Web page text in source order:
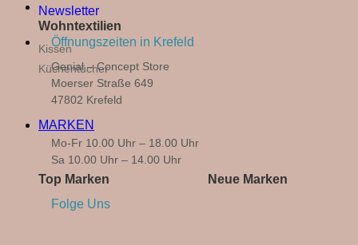
Wohntextilien
Kissen
Küchentücher
MARKEN
Top Marken Neue Marken
Newsletter
Öffnungszeiten in Krefeld
Genial – Concept Store
Moerser Straße 649
47802 Krefeld
Mo-Fr 10.00 Uhr – 18.00 Uhr
Sa 10.00 Uhr – 14.00 Uhr
Folge Uns